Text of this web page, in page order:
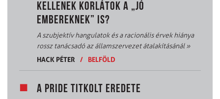
KELLENEK KORLÁTOK A „JÓ
EMBEREKNEK” IS?
A szubjektív hangulatok és a racionális érvek hiánya
rossz tanácsadó az államszervezet átalakításánál»
HACK PÉTER
/ BELFÖLD
A PRIDE TITKOLT EREDETE